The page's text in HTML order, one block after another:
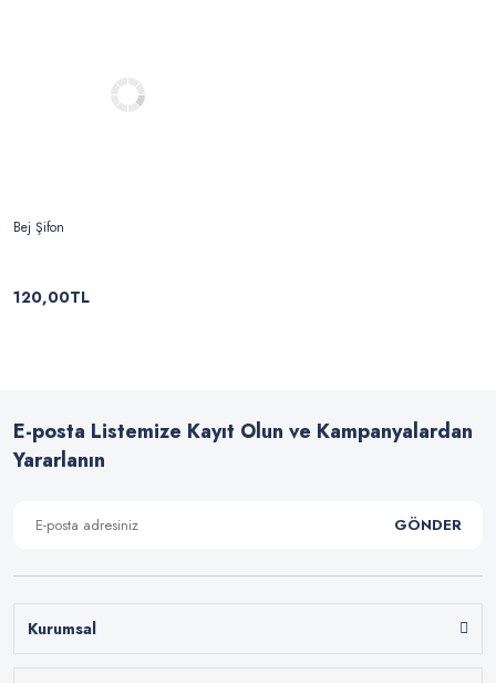
Bej Şifon
120,00TL
E-posta Listemize Kayıt Olun ve Kampanyalardan
Yararlanın
GÖNDER
Kurumsal